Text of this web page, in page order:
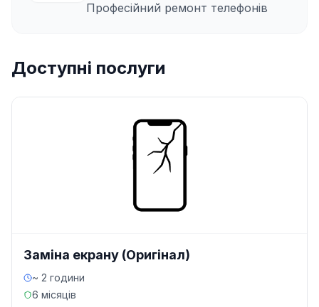
Професійний ремонт телефонів
Доступні послуги
Заміна екрану (Оригінал)
~ 2 години
6 місяців